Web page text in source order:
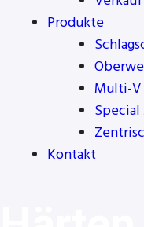
Produkte
Multi-
Kontakt